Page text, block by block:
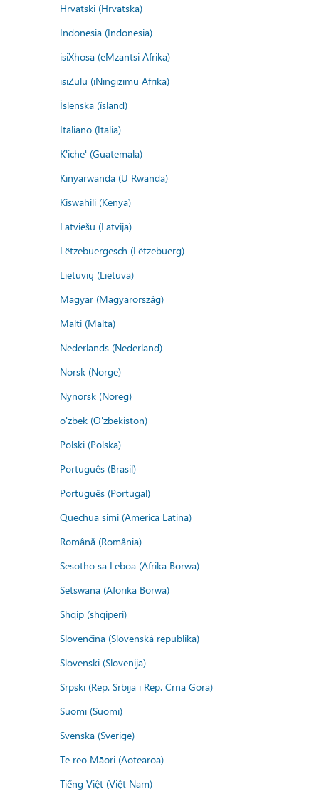
Hrvatski (Hrvatska)
Indonesia (Indonesia)
isiXhosa (eMzantsi Afrika)
isiZulu (iNingizimu Afrika)
Íslenska (ísland)
Italiano (Italia)
K'iche' (Guatemala)
Kinyarwanda (U Rwanda)
Kiswahili (Kenya)
Latviešu (Latvija)
Lëtzebuergesch (Lëtzebuerg)
Lietuvių (Lietuva)
Magyar (Magyarország)
Malti (Malta)
Nederlands (Nederland)
Norsk (Norge)
Nynorsk (Noreg)
o'zbek (O'zbekiston)
Polski (Polska)
Português (Brasil)
Português (Portugal)
Quechua simi (America Latina)
Română (România)
Sesotho sa Leboa (Afrika Borwa)
Setswana (Aforika Borwa)
Shqip (shqipëri)
Slovenčina (Slovenská republika)
Slovenski (Slovenija)
Srpski (Rep. Srbija i Rep. Crna Gora)
Suomi (Suomi)
Svenska (Sverige)
Te reo Māori (Aotearoa)
Tiếng Việt (Việt Nam)